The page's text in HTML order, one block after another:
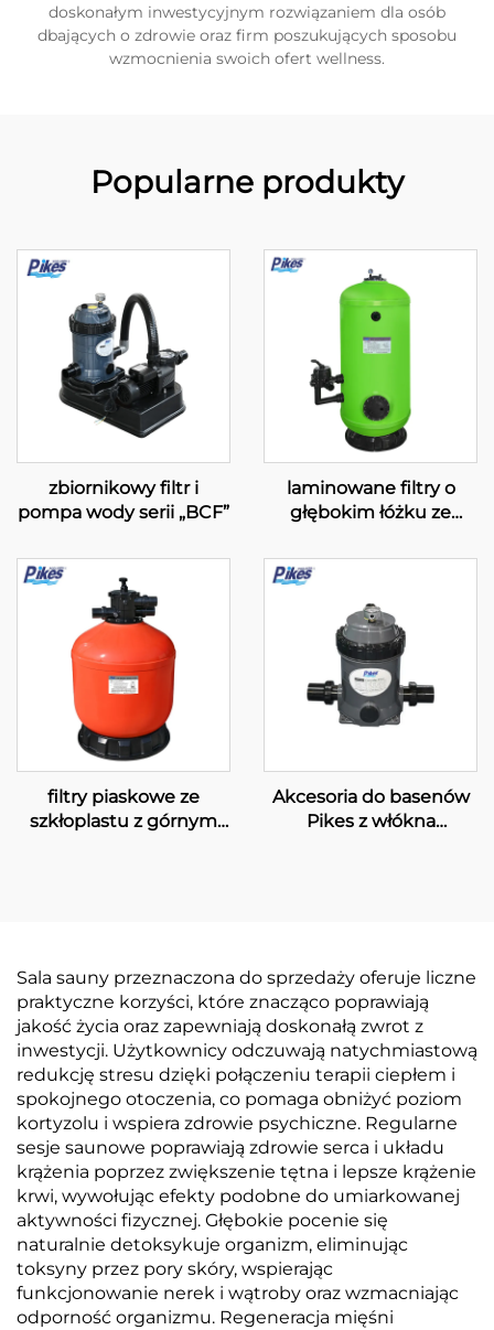
doskonałym inwestycyjnym rozwiązaniem dla osób
dbających o zdrowie oraz firm poszukujących sposobu
wzmocnienia swoich ofert wellness.
Popularne produkty
zbiornikowy filtr i
pompa wody serii „BCF”
laminowane filtry o
głębokim łóżku ze
montażem serii „GFD”
filtry piaskowe ze
szkłoplastu z górnym
Akcesoria do basenów
Pikes z włókna
model AF50
Sala sauny przeznaczona do sprzedaży oferuje liczne
praktyczne korzyści, które znacząco poprawiają
jakość życia oraz zapewniają doskonałą zwrot z
inwestycji. Użytkownicy odczuwają natychmiastową
redukcję stresu dzięki połączeniu terapii ciepłem i
spokojnego otoczenia, co pomaga obniżyć poziom
kortyzolu i wspiera zdrowie psychiczne. Regularne
sesje saunowe poprawiają zdrowie serca i układu
krążenia poprzez zwiększenie tętna i lepsze krążenie
krwi, wywołując efekty podobne do umiarkowanej
aktywności fizycznej. Głębokie pocenie się
naturalnie detoksykuje organizm, eliminując
toksyny przez pory skóry, wspierając
funkcjonowanie nerek i wątroby oraz wzmacniając
odporność organizmu. Regeneracja mięśni